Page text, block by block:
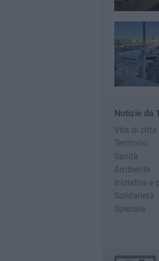
Notizie da
Vita di città
Territorio
Sanità
Ambiente
Iniziative e
Solidarietà
Speciale